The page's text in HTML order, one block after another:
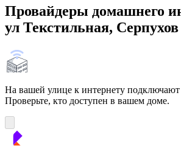
Провайдеры домашнего
ул Текстильная, Серпухов
На вашей улице к интернету подключают
Проверьте, кто доступен в вашем доме.